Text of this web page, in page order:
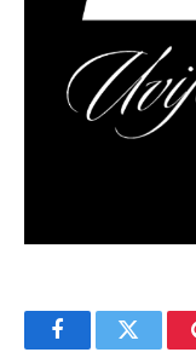
FacebookTwitter